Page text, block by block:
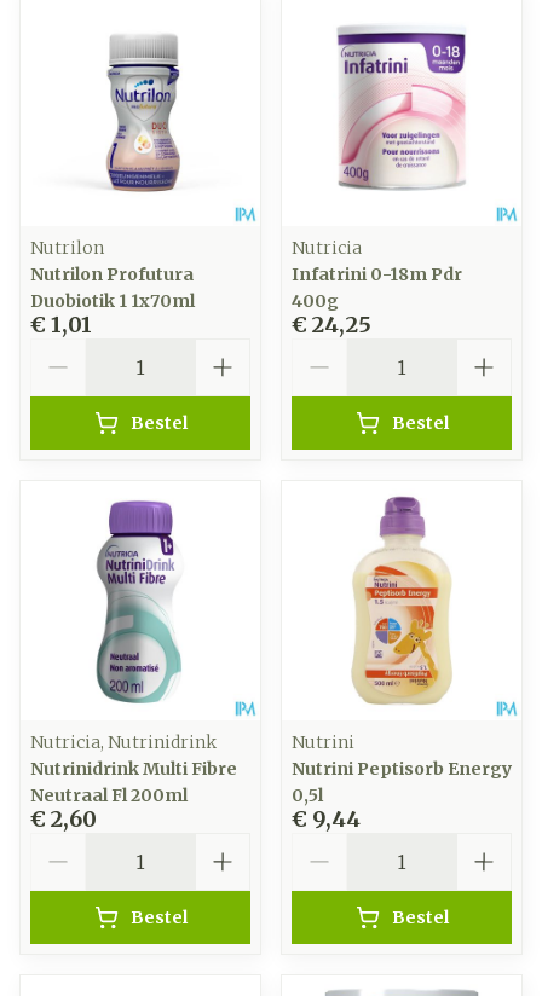
Nutrilon
Nutrilon Profutura
Duobiotik 1 1x70ml
€ 1,01
Bestel
Nutricia
Infatrini 0-18m Pdr
400g
€ 24,25
Bestel
Nutricia, Nutrinidrink
Nutrinidrink Multi Fibre
Neutraal Fl 200ml
€ 2,60
Bestel
Nutrini
Nutrini Peptisorb Energy
0,5l
€ 9,44
Bestel